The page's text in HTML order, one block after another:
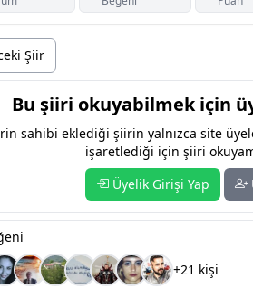
Şiir
Bu şiiri okuyabilmek için
sahibi eklediği şiirin yalnızca site
işaretlediği için şiiri
Üyelik Girişi Yap
+21 kişi